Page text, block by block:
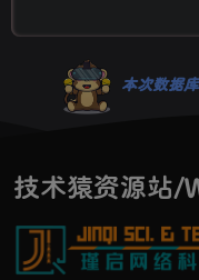
本次数据
技术猿资源站/